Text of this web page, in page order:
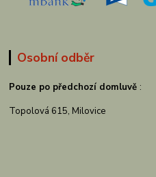
Osobní odběr
Pouze po předchozí domluvě :
Topolová 615, Milovice